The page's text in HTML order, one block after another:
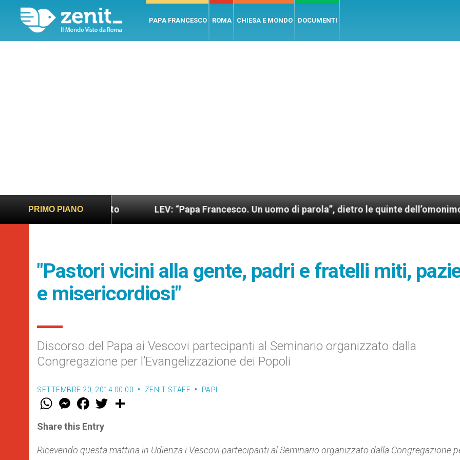
PAPA FRANCESCO ROMA CHIESA E MONDO DOCUMENTI
PRIMO PIANO
sano e giusto LEV: “Papa Francesco. Un uomo di parola”, dietro le quinte dell’omonimo film di Wim
"Pastori vicini alla gente, padri e fratelli miti,
e misericordiosi"
Discorso del Papa ai Vescovi partecipanti al Seminario organizzato dalla
Congregazione per l’Evangelizzazione dei Popoli
SETTEMBRE 20, 2014 00:00 ZENIT STAFF PAPI
W
t
s
p
p
M
e
s
e
g
e
F
a
e
b
o
k
w
r
Share this Entry
Ricevendo questa mattina in Udienza i Vescovi partecipanti al Seminario organizzato dalla Congregazione